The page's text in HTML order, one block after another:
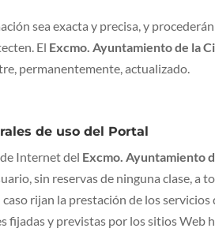
sea exacta y precisa, y
El Excmo. Ayuntamiento de la
permanentemente, actualizado.
de uso del Portal
Internet del Excmo. Ayuntamiento
sin reservas de ninguna clase, a
rijan la prestación de los
fijadas y previstas por los sitios Web